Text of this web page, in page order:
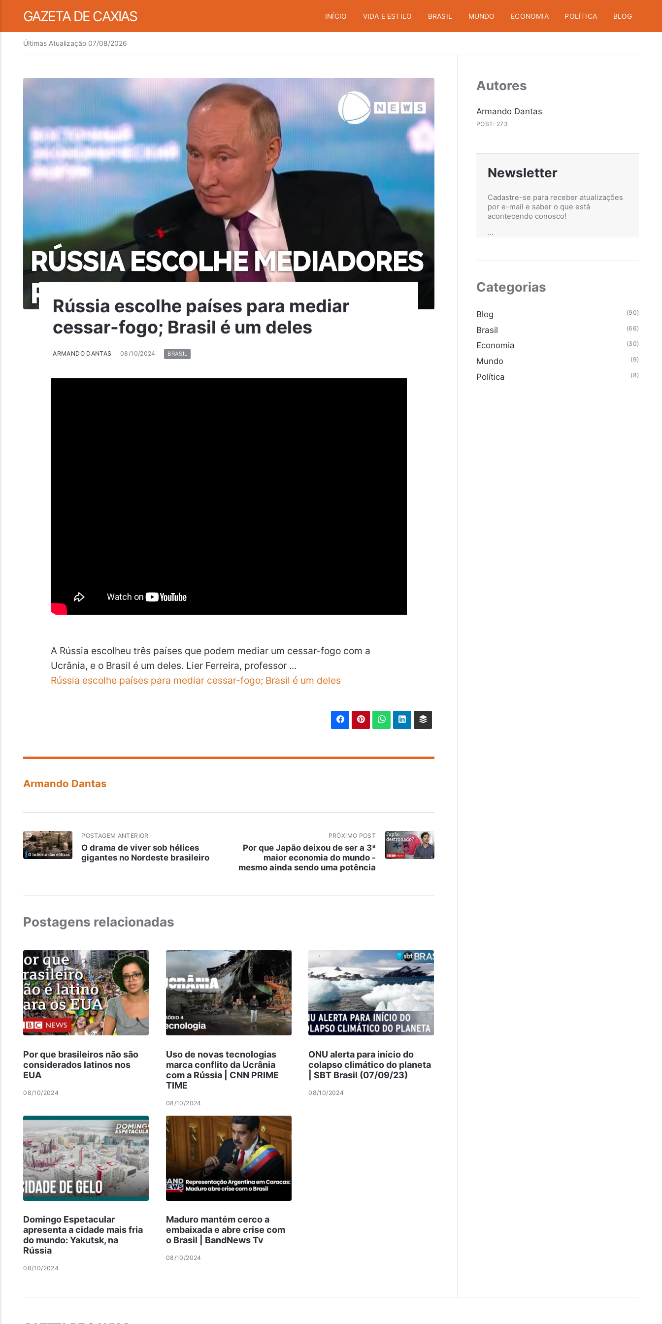
GAZETA DE CAXIAS INÍCIO VIDA E ESTILO BRASIL MUNDO ECONOMIA POLÍTICA BLOG
Últimas Atualização 07/08/2026
Rússia escolhe países para mediar
cessar-fogo; Brasil é um deles
ARMANDO DANTAS 08/10/2024 BRASIL
A Rússia escolheu três países que podem mediar um cessar-fogo com a
Ucrânia, e o Brasil é um deles. Lier Ferreira, professor ...
Rússia escolhe países para mediar cessar-fogo; Brasil é um deles
Armando Dantas
POSTAGEM ANTERIOR
O drama de viver sob hélices
gigantes no Nordeste brasileiro
PRÓXIMO POST
Por que Japão deixou de ser a 3ª
maior economia do mundo -
mesmo ainda sendo uma potência
Postagens relacionadas
Por que brasileiros não são
considerados latinos nos
EUA
08/10/2024
Uso de novas tecnologias
marca conflito da Ucrânia
com a Rússia | CNN PRIME
TIME
08/10/2024
ONU alerta para início do
colapso climático do planeta
| SBT Brasil (07/09/23)
08/10/2024
Domingo Espetacular
apresenta a cidade mais fria
do mundo: Yakutsk, na
Rússia
08/10/2024
Maduro mantém cerco a
embaixada e abre crise com
o Brasil | BandNews Tv
08/10/2024
Autores
Armando Dantas
POST: 273
Newsletter
Cadastre-se para receber atualizações
por e-mail e saber o que está
acontecendo conosco!
...
Categorias
Blog (90)
Brasil (66)
Economia (30)
Mundo (9)
Política (8)